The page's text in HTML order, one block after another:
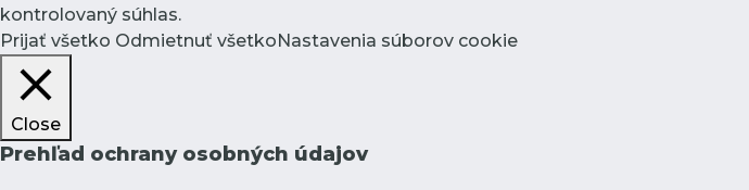
kontrolovaný súhlas.
Prijať všetko Odmietnuť všetkoNastavenia súborov cookie
Close
Prehľad ochrany osobných údajov